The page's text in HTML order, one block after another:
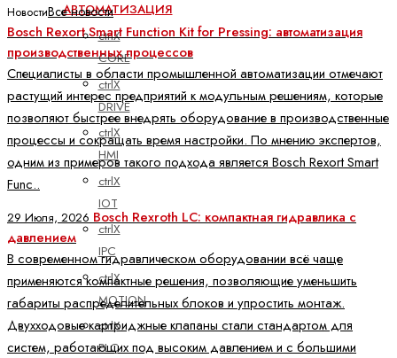
АВТОМАТИЗАЦИЯ
ctrlX
CORE
ctrlX
DRIVE
ctrlX
HMI
ctrlX
IOT
ctrlX
IPC
ctrlX
MOTION
ctrlX
PLC
НовостиВсе новости
Bosch Rexort Smart Function Kit for Pressing: автоматизация
производственных процессов
Специалисты в области промышленной автоматизации отмечают
растущий интерес предприятий к модульным решениям, которые
позволяют быстрее внедрять оборудование в производственные
процессы и сокращать время настройки. По мнению экспертов,
одним из примеров такого подхода является Bosch Rexort Smart
Func..
29 Июля, 2026 Bosch Rexroth LC: компактная гидравлика с
давлением
В современном гидравлическом оборудовании всё чаще
применяются компактные решения, позволяющие уменьшить
габариты распределительных блоков и упростить монтаж.
Двухходовые картриджные клапаны стали стандартом для
систем, работающих под высоким давлением и с большими